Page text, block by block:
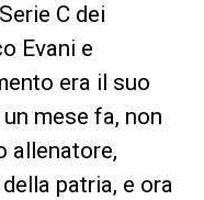
C dei
Evani e
era il suo
mese fa, non
allenatore,
patria, e ora